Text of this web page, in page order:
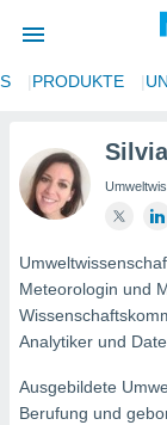
wurde
dass
sind.
diese
PRODUKTE
Meteorologin und
Analytiker und
Ausgebildete
Berufung und